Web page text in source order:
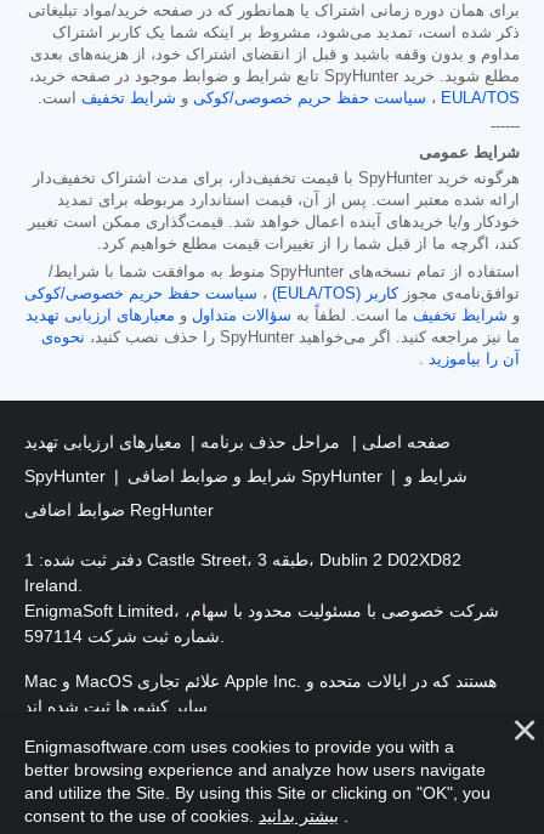
برای همان دوره زمانی اشتراک یا همانطور که در صفحه خرید/مواد تبلیغاتی
ذکر شده است، تمدید می‌شود، مشروط بر اینکه شما یک کاربر اشتراک
مداوم و بدون وقفه باشید و قبل از انقضای اشتراک خود، از هزینه‌های بعدی
مطلع شوید. خرید SpyHunter تابع شرایط و ضوابط موجود در صفحه خرید،
EULA/TOS ، سیاست حفظ حریم خصوصی/کوکی و شرایط تخفیف است.
------
شرایط عمومی
هرگونه خرید SpyHunter با قیمت تخفیف‌دار، برای مدت اشتراک تخفیف‌دار
ارائه شده معتبر است. پس از آن، قیمت استاندارد مربوطه برای تمدید
خودکار و/یا خریدهای آینده اعمال خواهد شد. قیمت‌گذاری ممکن است تغییر
کند، اگرچه ما از قبل شما را از تغییرات قیمت مطلع خواهیم کرد.
استفاده از تمام نسخه‌های SpyHunter منوط به موافقت شما با شرایط/
توافق‌نامه‌ی مجوزکاربر (EULA/TOS) ، سیاست حفظ حریم خصوصی/کوکی
و شرایط تخفیف ما است. لطفاً به سؤالات متداول و معیارهای ارزیابی تهدید
ما نیز مراجعه کنید. اگر می‌خواهید SpyHunter را حذف نصب کنید،
نحوه‌ی
آن را بیاموزید .
صفحه اصلی مراحل حذف برنامه
معیارهای ارزیابی تهدید
SpyHunter
شرایط و ضوابط اضافی SpyHunter
شرایط و
ضوابط اضافی RegHunter
دفتر ثبت شده: 1 Castle Street، طبقه 3، Dublin 2 D02XD82
Ireland.
EnigmaSoft Limited، شرکت خصوصی با مسئولیت محدود با سهام،
Mac و MacOS علائم تجاری Apple Inc. هستند که در ایالات متحده و
Enigmasoftware.com uses cookies to provide you with a
better browsing experience and analyze how users navigate
and utilize the Site. By using this Site or clicking on "OK", you
consent to the use of cookies.
بیشتر بدانید